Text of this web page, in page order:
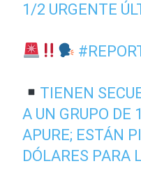
1/2 URGENTE
TIENEN
A UN GRUPO DE
APURE; ESTÁN
DÓLARES PARA